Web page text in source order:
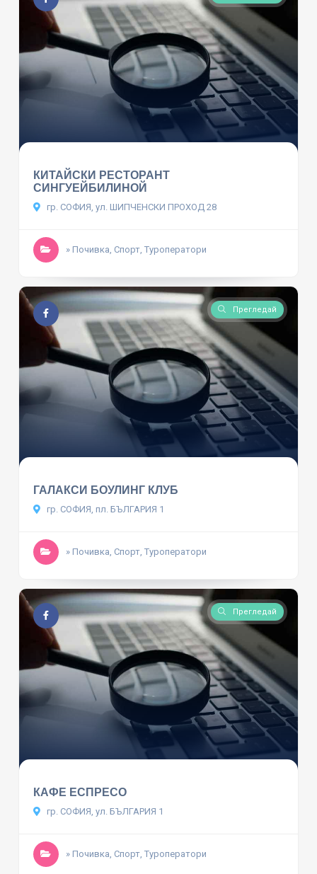
КИТАЙСКИ РЕСТОРАНТ
СИНГУЕЙБИЛИНОЙ
гр. СОФИЯ, ул. ШИПЧЕНСКИ ПРОХОД 28
» Почивка, Спорт, Туроператори
Прегледай
ГАЛАКСИ БОУЛИНГ КЛУБ
гр. СОФИЯ, пл. БЪЛГАРИЯ 1
» Почивка, Спорт, Туроператори
Прегледай
КАФЕ ЕСПРЕСО
гр. СОФИЯ, ул. БЪЛГАРИЯ 1
» Почивка, Спорт, Туроператори